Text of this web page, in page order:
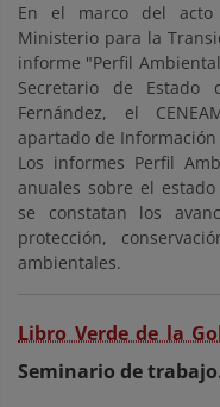
En el marco del
Ministerio para la
informe "Perfil
Secretario de Estado
Fernández, el
apartado de
Los informes Perfil
anuales sobre el
se constatan los
protección,
ambientales.
Libro Verde de la
Seminario de